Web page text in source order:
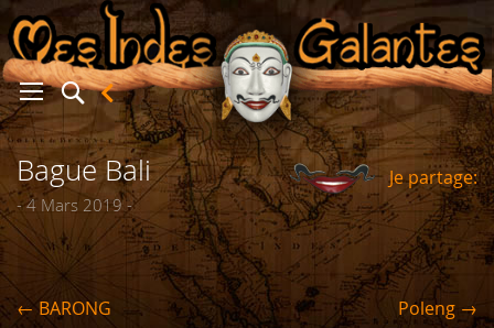
Bague Bali
- 4 Mars 2019 -
Je partage:
← BARONG Poleng →